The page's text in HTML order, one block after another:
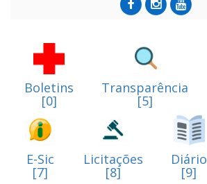
Boletins
[0]
Transparência
[5]
E-Sic
[7]
Licitações
[8]
Diário
[9]